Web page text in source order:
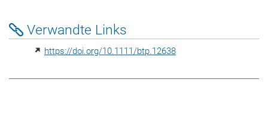
Verwandte Links
https://doi.org/10.1111/btp.12638